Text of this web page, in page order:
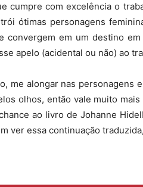
cumpre com excelência o
ótimas personagens
convergem em um destino
apelo (acidental ou não) ao
me alongar nas personagens
olhos, então vale muito
ao livro de Johanne
ver essa continuação